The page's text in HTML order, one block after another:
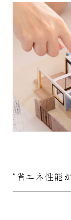
“省エネ性能